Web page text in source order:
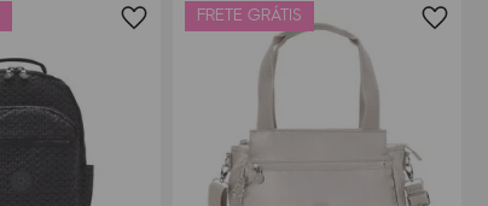
FRETE GRÁTIS